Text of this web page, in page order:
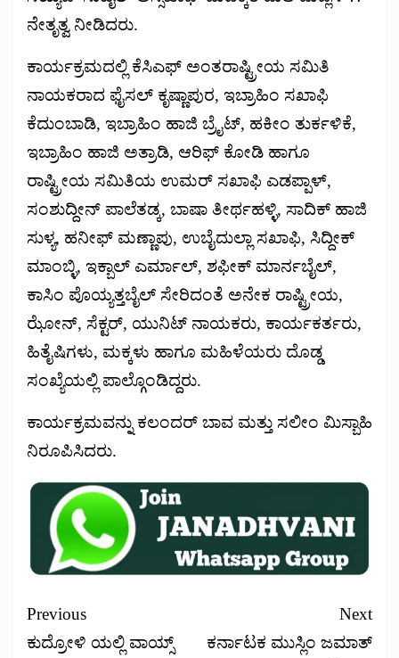
ನೇತೃತ್ವ ನೀಡಿದರು.
ಕಾರ್ಯಕ್ರಮದಲ್ಲಿ ಕೆಸಿಎಫ್ ಅಂತರಾಷ್ಟ್ರೀಯ ಸಮಿತಿ
ನಾಯಕರಾದ ಫೈಸಲ್ ಕೃಷ್ಣಾಪುರ, ಇಬ್ರಾಹಿಂ ಸಖಾಫಿ
ಕೆದುಂಬಾಡಿ, ಇಬ್ರಾಹಿಂ ಹಾಜಿ ಬ್ರೈಟ್, ಹಕೀಂ ತುರ್ಕಳಿಕೆ,
ಇಬ್ರಾಹಿಂ ಹಾಜಿ ಅತ್ರಾಡಿ, ಆರಿಫ್ ಕೋಡಿ ಹಾಗೂ
ರಾಷ್ಟ್ರೀಯ ಸಮಿತಿಯ ಉಮರ್ ಸಖಾಫಿ ಎಡಪ್ಪಾಳ್,
ಸಂಶುದ್ದೀನ್ ಪಾಲೆತಡ್ಕ, ಬಾಷಾ ತೀರ್ಥಹಳ್ಳಿ, ಸಾದಿಕ್ ಹಾಜಿ
ಸುಳ್ಯ, ಹನೀಫ್ ಮಣ್ಣಾಪು, ಉಬೈದುಲ್ಲಾ ಸಖಾಫಿ, ಸಿದ್ದೀಕ್
ಮಾಂಬ್ಳಿ, ಇಕ್ಬಾಲ್ ಎರ್ಮಾಲ್, ಶಫೀಕ್ ಮಾರ್ನಬೈಲ್,
ಕಾಸಿಂ ಪೊಯ್ಯತ್ತಬೈಲ್ ಸೇರಿದಂತೆ ಅನೇಕ ರಾಷ್ಟ್ರೀಯ,
ಝೋನ್, ಸೆಕ್ಟರ್, ಯುನಿಟ್ ನಾಯಕರು, ಕಾರ್ಯಕರ್ತರು,
ಹಿತೈಷಿಗಳು, ಮಕ್ಕಳು ಹಾಗೂ ಮಹಿಳೆಯರು ದೊಡ್ಡ
ಸಂಖ್ಯೆಯಲ್ಲಿ ಪಾಲ್ಗೊಂಡಿದ್ದರು.
ಕಾರ್ಯಕ್ರಮವನ್ನು ಕಲಂದರ್ ಬಾವ ಮತ್ತು ಸಲೀಂ ಮಿಸ್ಬಾಹಿ
ನಿರೂಪಿಸಿದರು.
Previous
ಕುದ್ರೋಳಿ ಯಲ್ಲಿ ವಾಯ್ಸ್
Next
ಕರ್ನಾಟಕ ಮುಸ್ಲಿಂ ಜಮಾತ್